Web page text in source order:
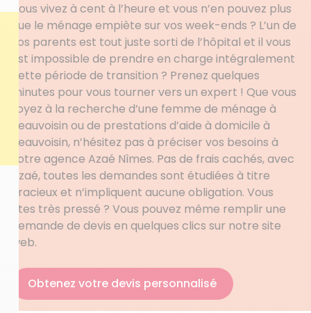
Vous vivez à cent à l’heure et vous n’en pouvez plus
que le ménage empiète sur vos week-ends ? L’un de
vos parents est tout juste sorti de l’hôpital et il vous
est impossible de prendre en charge intégralement
cette période de transition ? Prenez quelques
minutes pour vous tourner vers un expert ! Que vous
soyez à la recherche d’une femme de ménage à
Beauvoisin ou de prestations d’aide à domicile à
Beauvoisin, n’hésitez pas à préciser vos besoins à
votre agence Azaé Nîmes. Pas de frais cachés, avec
Azaé, toutes les demandes sont étudiées à titre
gracieux et n’impliquent aucune obligation. Vous
êtes très pressé ? Vous pouvez même remplir une
demande de devis en quelques clics sur notre site
web.
Obtenez votre devis personnalisé